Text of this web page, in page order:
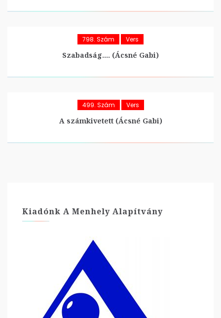
798. Szám Vers
Szabadság…. (Ácsné Gabi)
499. Szám Vers
A számkivetett (Ácsné Gabi)
Kiadónk A Menhely Alapítvány